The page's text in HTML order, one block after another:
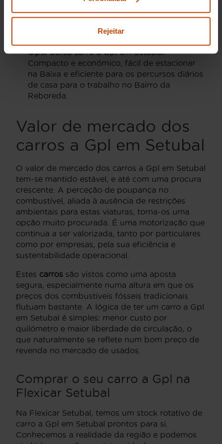
Rejeitar
familiar com boa capacidade de carga,
perfeito para quem precisa de mais espaço
sem comprometer o orçamento de
Opel Corsa carro a Gpl em Setubal:
Compacto e económico, fácil de estacionar
na Baixa e eficiente para os percursos diários
de casa para o trabalho no Bairro da
Reboreda.
Valor de mercado dos
carros a Gpl em Setubal
O valor de mercado dos carros a Gpl em Setubal
tem-se mantido estável, e até com uma procura
crescente. A perceção de poupança no
combustível, aliada à ausência de restrições
ambientais para estas viaturas, torna-os uma
opção muito procurada. É uma motorização que
continua a ser valorizada, tanto por particulares
como por empresas, pela sua eficiência e
sustentabilidade operacional.
Estes carros são vistos como uma aposta
segura, especialmente numa altura em que os
preços dos combustíveis fósseis tradicionais
flutuam bastante. A lógica de ter um carro a Gpl
em Setubal é simples: menor custo por
quilómetro e maior liberdade de circulação, o
que naturalmente se reflete num bom preço de
revenda no mercado de usados.
Comprar o seu carro a Gpl na
Flexicar Setubal
Na Flexicar Setubal, temos um stock rotativo de
carro a Gpl em Setubal prontos para si.
Conhecemos a realidade da região e podemos